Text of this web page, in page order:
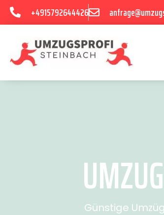
+4915792644426
Günstige